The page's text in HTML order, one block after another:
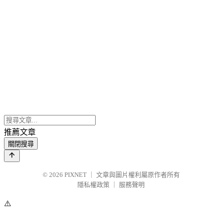
推薦文章
關閉搜尋
© 2026 PIXNET
文章與圖片權利屬原作者所有
隱私權政策
服務聲明
⚠️